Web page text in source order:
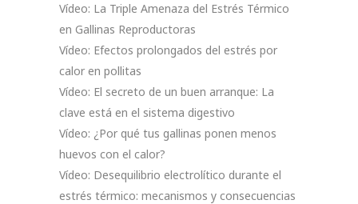
Vídeo: La Triple Amenaza del Estrés Térmico
en Gallinas Reproductoras
Vídeo: Efectos prolongados del estrés por
calor en pollitas
Vídeo: El secreto de un buen arranque: La
clave está en el sistema digestivo
Vídeo: ¿Por qué tus gallinas ponen menos
huevos con el calor?
Vídeo: Desequilibrio electrolítico durante el
estrés térmico: mecanismos y consecuencias